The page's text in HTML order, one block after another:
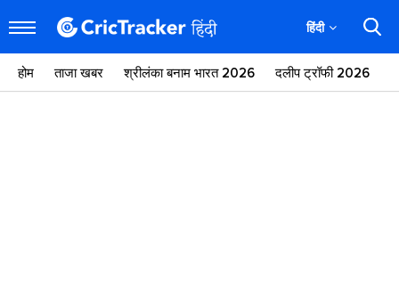
हिंदी
होम ताजा खबर श्रीलंका बनाम भारत 2026 दलीप ट्रॉफी 2026